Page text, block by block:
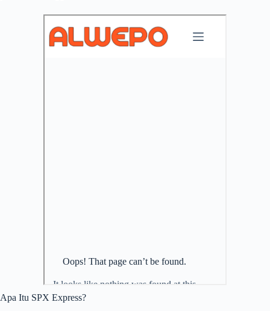
Apa Itu SPX Express?